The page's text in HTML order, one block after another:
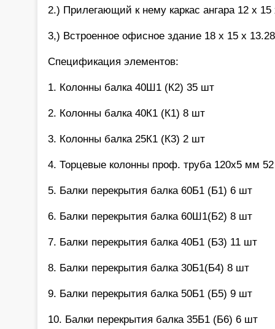
2.) Прилегающий к нему каркас ангара 12 х
3,) Встроенное офисное здание 18 х 15 х
Спецификация элементов:
1. Колонны балка 40Ш1 (К2) 35 шт
2. Колонны балка 40К1 (К1) 8 шт
3. Колонны балка 25К1 (К3) 2 шт
4. Торцевые колонны проф. труба 120х5 мм
5. Балки перекрытия балка 60Б1 (Б1) 6 шт
6. Балки перекрытия балка 60Ш1(Б2) 8 шт
7. Балки перекрытия балка 40Б1 (Б3) 11 шт
8. Балки перекрытия балка 30Б1(Б4) 8 шт
9. Балки перекрытия балка 50Б1 (Б5) 9 шт
10. Балки перекрытия балка 35Б1 (Б6) 6 шт